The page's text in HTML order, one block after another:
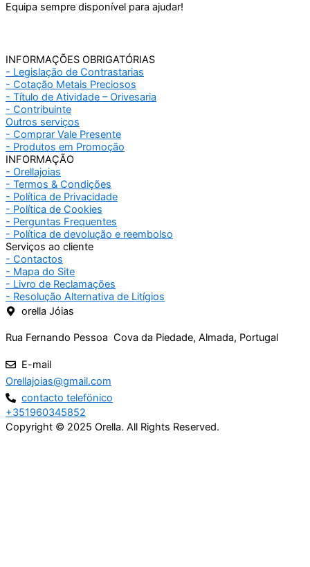
Equipa sempre disponível para ajudar!
INFORMAÇÕES OBRIGATÓRIAS
- Legislação de Contrastarias
- Cotação Metais Preciosos
- Título de Atividade – Orivesaria
- Contribuinte
Outros serviços
- Comprar Vale Presente
- Produtos em Promoção
INFORMAÇÃO
- Orellajoias
- Termos & Condições
- Política de Privacidade
- Política de Cookies
- Perguntas Frequentes
- Política de devolução e reembolso
Serviços ao cliente
- Contactos
- Mapa do Site
- Livro de Reclamações
- Resolução Alternativa de Litígios
orella Jóias
Rua Fernando Pessoa Cova da Piedade, Almada, Portugal
E-mail
Orellajoias@gmail.com
contacto telefönico
+351960345852
Copyright © 2025 Orella. All Rights Reserved.